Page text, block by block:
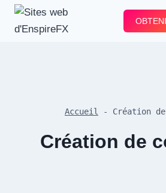
Aller
Accueil - Création
Création de